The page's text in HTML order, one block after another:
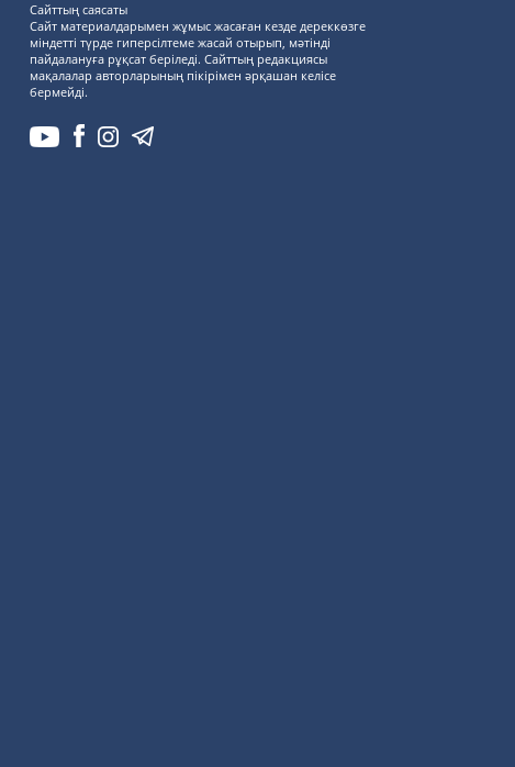
Сайттың саясаты
Сайт материалдарымен жұмыс жасаған кезде дереккөзге
міндетті түрде гиперсілтеме жасай отырып, мәтінді
пайдалануға рұқсат беріледі. Сайттың редакциясы
мақалалар авторларының пікірімен әрқашан келісе
бермейді.